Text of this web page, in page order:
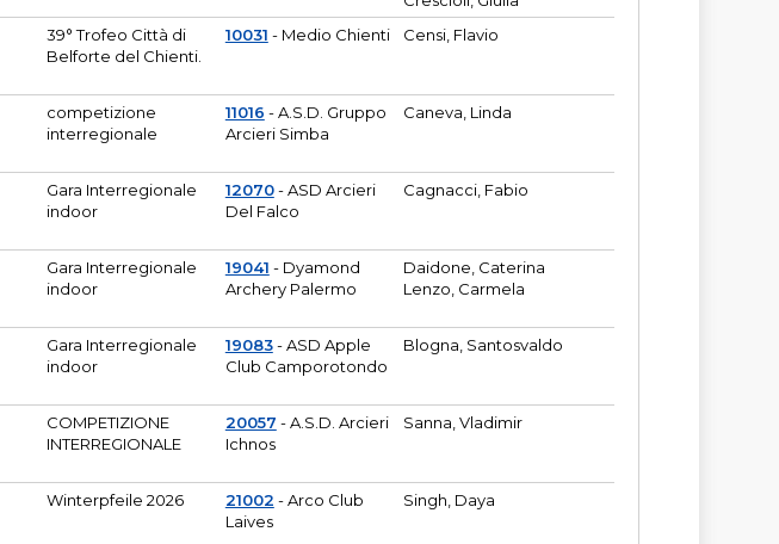
39° Trofeo Città di
Belforte del Chienti.
10031 - Medio Chienti Censi, Flavio
competizione
interregionale
11016 - A.S.D. Gruppo
Arcieri Simba
Caneva, Linda
Gara Interregionale
indoor
12070- ASD Arcieri
Del Falco
Cagnacci, Fabio
Gara Interregionale
indoor
19041 - Dyamond
Archery Palermo
Daidone, Caterina
Lenzo, Carmela
Gara Interregionale
indoor
19083- ASD Apple
Club Camporotondo
Blogna, Santosvaldo
COMPETIZIONE
INTERREGIONALE
20057 - A.S.D. Arcieri
Ichnos
Sanna, Vladimir
Winterpfeile 2026 21002 - Arco Club
Laives
Singh, Daya